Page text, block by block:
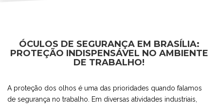
ÓCULOS DE SEGURANÇA EM BRASÍLIA:
PROTEÇÃO INDISPENSÁVEL NO AMBIENTE
DE TRABALHO!
A proteção dos olhos é uma das prioridades quando falamos
de segurança no trabalho. Em diversas atividades industriais,